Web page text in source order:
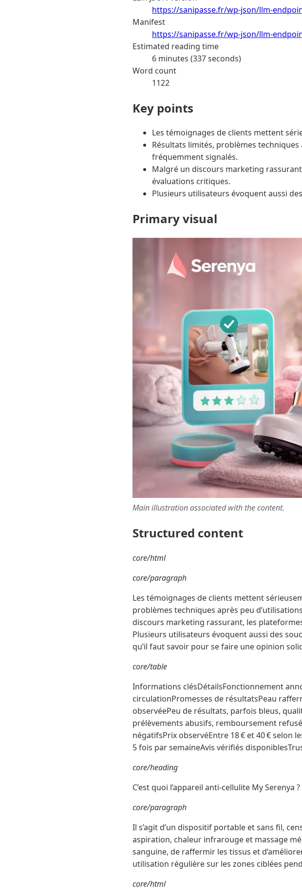
https://sanipasse.fr/wp-json/llm-
Manifest
https://sanipasse.fr/wp-json/llm-
Estimated reading time
6 minutes (337 seconds)
Word count
1122
Key points
Les témoignages de clients mettent
Résultats limités, problèmes
fréquemment signalés.
Malgré un discours marketing
évaluations critiques.
Plusieurs utilisateurs évoquent aussi
Primary visual
Main illustration associated with the content.
Structured content
core/html
core/paragraph
Les témoignages de clients mettent
problèmes techniques après peu
discours marketing rassurant, les
Plusieurs utilisateurs évoquent aussi des
qu’il faut savoir pour se faire une opinion
core/table
Informations clésDétailsFonctionnement
circulationPromesses de résultatsPeau
observéePeu de résultats, parfois bleus,
prélèvements abusifs, remboursement
négatifsPrix observéEntre 18 € et 40 € selon
5 fois par semaineAvis vérifiés
core/heading
C’est quoi l’appareil anti-cellulite My Serenya ?
core/paragraph
Il s’agit d’un dispositif portable et sans fil,
aspiration, chaleur infrarouge et massage
sanguine, de raffermir les tissus et
utilisation régulière sur les zones ciblées
core/html